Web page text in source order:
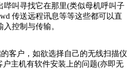
出哔叫寻找它在那里(类似母机呼叫子
传送远程讯息等等这些都可以直
控制与传输。
户，如欲选择自己的无线扫描仪
客户主机有软件安装上的问题(亦即无